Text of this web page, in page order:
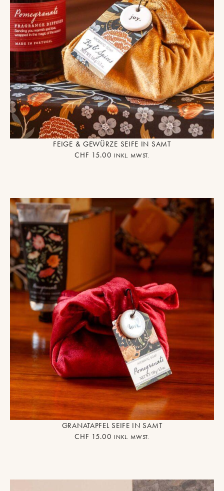
FEIGE & GEWÜRZE SEIFE IN SAMT
CHF 15.00 INKL. MWST.
GRANATAPFEL SEIFE IN SAMT
CHF 15.00 INKL. MWST.